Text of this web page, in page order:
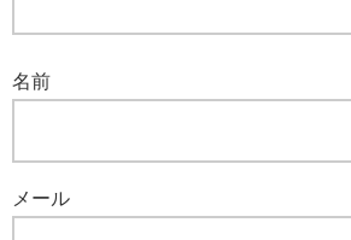
名前
メール